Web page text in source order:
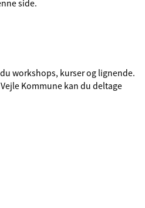
side.
workshops, kurser og lignende.
Kommune kan du deltage